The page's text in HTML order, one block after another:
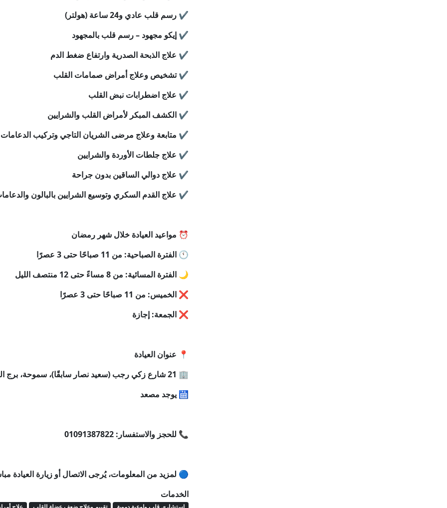
✔️ رسم قلب عادي و24 ساعة (هولتر)
✔️ إيكو مجهود – رسم قلب بالمجهود
✔️ علاج الذبحة الصدرية وارتفاع ضغط الدم
✔️ تشخيص وعلاج أمراض صمامات القلب
✔️ علاج اضطرابات نبض القلب
✔️ الكشف المبكر لأمراض القلب والشرايين
✔️ متابعة وعلاج مرضى الشريان التاجي وتركيب الدعامات
✔️ علاج جلطات الأوردة والشرايين
✔️ علاج دوالي الساقين بدون جراحة
✔️ علاج القدم السكري وتوسيع الشرايين بالبالون
⏰ مواعيد العيادة خلال شهر رمضان
🕚 الفترة الصباحية: من 11 صباحًا حتى 3 عصرًا
🌙 الفترة المسائية: من 8 مساءً حتى 12 منتصف الليل
❌ الخميس: من 11 صباحًا حتى 3 عصرًا
❌ الجمعة: إجازة
📍 عنوان العيادة
🏢 21 شارع زكي رجب (سعيد نصار سابقًا)، سموحة، برج الشروق، الدور الأول
🛗 يوجد مصعد
📞 للحجز والاستفسار: 01091387822
🔵 لمزيد من المعلومات، يُرجى الاتصال أو زيارة العيادة
الخدمات